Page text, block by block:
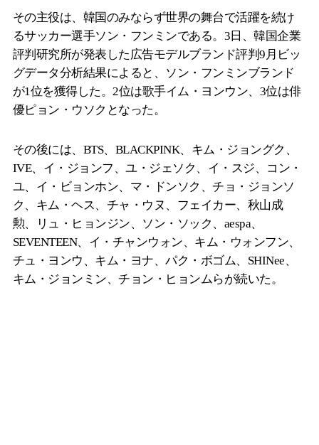
その主役は、韓国のみならず世界の舞台で活躍を続け
るサッカー選手ソン・フンミンである。3日、韓国企業
評判研究所が発表した広告モデルブランド評判9月ビッ
グデータ分析結果によると、ソン・フンミンブランド
が1位を獲得した。2位は歌手イム・ヨンウン、3位は俳
優ピョン・ウソクとなった。
その後には、BTS、BLACKPINK、キム・ジョングク、
IVE、イ・ジョンフ、ユ・ジェソク、イ・スジ、コン・
ユ、イ・ビョンホン、マ・ドンソク、チョ・ジョンソ
ク、キム・ヘス、チャ・ウヌ、フェイカー、秋山成
勲、リュ・ヒョンジン、ソン・ソック、aespa、
SEVENTEEN、イ・チャンウォン、キム・ウォンフン、
チュ・ヨンウ、キム・ヨナ、パク・ボゴム、SHINee、
キム・ジョンミン、チョン・ヒョンムらが続いた。